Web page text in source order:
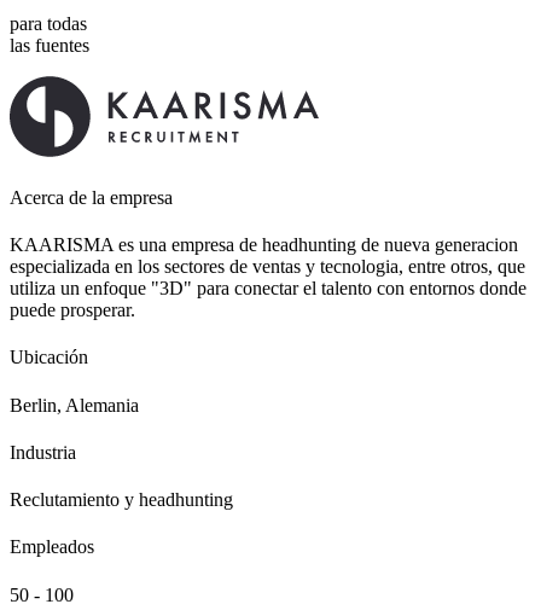
para todas
las fuentes
Acerca de la empresa
KAARISMA es una empresa de headhunting de nueva generacion
especializada en los sectores de ventas y tecnologia, entre otros, que
utiliza un enfoque "3D" para conectar el talento con entornos donde
puede prosperar.
Ubicación
Berlin, Alemania
Industria
Reclutamiento y headhunting
Empleados
50 - 100